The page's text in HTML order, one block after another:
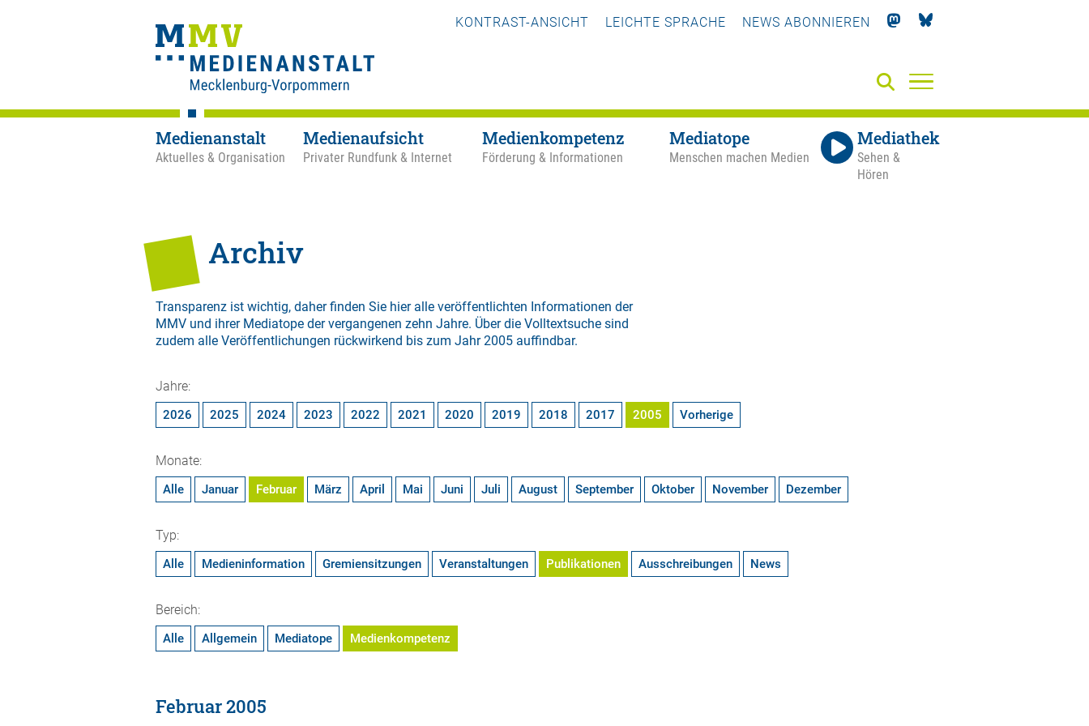
KONTRAST-ANSICHT LEICHTE SPRACHE NEWS ABONNIEREN
Medienanstalt
Aktuelles & Organisation
Medienaufsicht
Privater Rundfunk & Internet
Medienkompetenz
Förderung & Informationen
Mediatope
Menschen machen Medien
Mediathek
Sehen &
Hören
Archiv
Transparenz ist wichtig, daher finden Sie hier alle veröffentlichten Informationen der
MMV und ihrer Mediatope der vergangenen zehn Jahre. Über die Volltextsuche sind
zudem alle Veröffentlichungen rückwirkend bis zum Jahr 2005 auffindbar.
Jahre:
2026 2025 2024 2023 2022 2021 2020 2019 2018 2017 2005 Vorherige
Monate:
Alle Januar Februar März April Mai Juni Juli August September Oktober November Dezember
Typ:
Alle Medieninformation Gremiensitzungen Veranstaltungen Publikationen Ausschreibungen News
Bereich:
Alle Allgemein Mediatope Medienkompetenz
Februar 2005